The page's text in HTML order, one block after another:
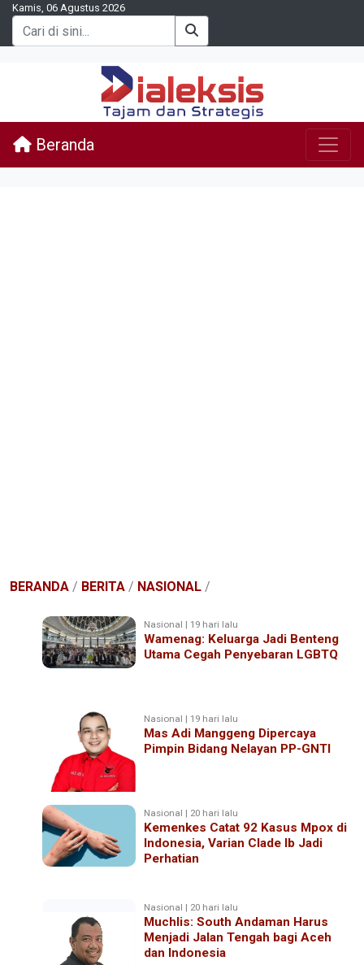
Kamis, 06 Agustus 2026
Beranda
BERANDA / BERITA / NASIONAL /
Nasional | 19 hari lalu
Wamenag: Keluarga Jadi Benteng
Utama Cegah Penyebaran LGBTQ
Nasional | 19 hari lalu
Mas Adi Manggeng Dipercaya
Pimpin Bidang Nelayan PP-GNTI
Nasional | 20 hari lalu
Kemenkes Catat 92 Kasus Mpox di
Indonesia, Varian Clade Ib Jadi
Perhatian
Nasional | 20 hari lalu
Muchlis: South Andaman Harus
Menjadi Jalan Tengah bagi Aceh
dan Indonesia